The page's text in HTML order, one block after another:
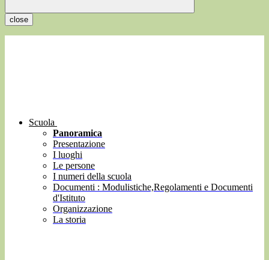
close
Scuola
Panoramica
Presentazione
I luoghi
Le persone
I numeri della scuola
Documenti : Modulistiche,Regolamenti e Documenti
d'Istituto
Organizzazione
La storia